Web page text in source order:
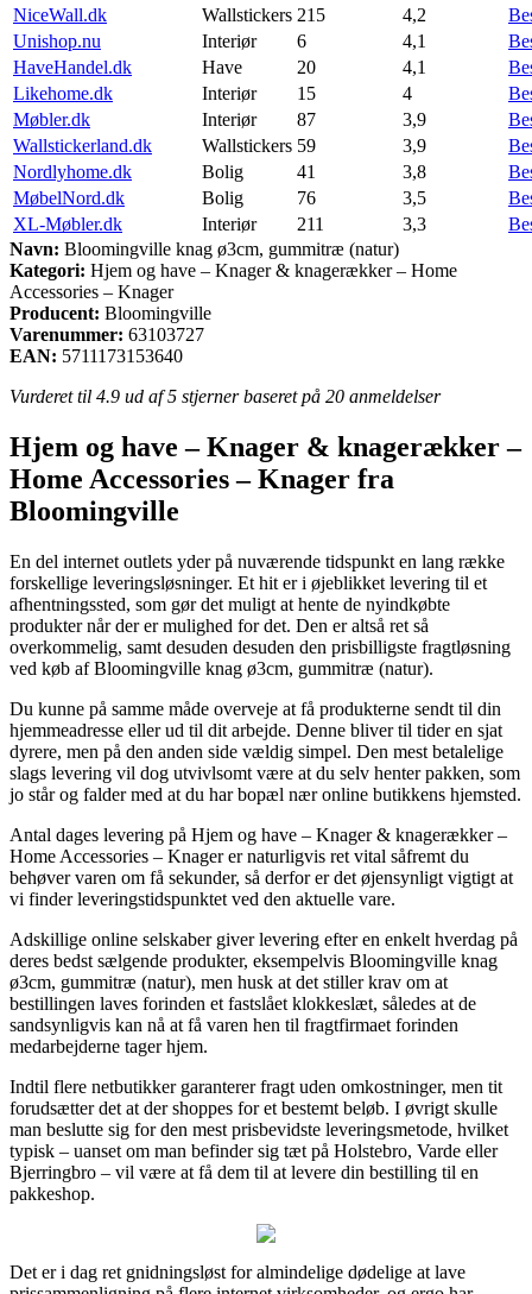
NiceWall.dk
Wallstickers 215 4,2
Unishop.nu
Interiør 6 4,1
HaveHandel.dk
Have 20 4,1
Likehome.dk
Interiør 15 4
Møbler.dk
Interiør 87 3,9
Wallstickerland.dk
Wallstickers 59 3,9
Nordlyhome.dk
Bolig 41 3,8
MøbelNord.dk
Bolig 76 3,5
XL-Møbler.dk
Interiør 211 3,3
Navn: Bloomingville knag ø3cm, gummitræ (natur)
Kategori: Hjem og have – Knager & knagerækker – Home
Accessories – Knager
Producent: Bloomingville
Varenummer: 63103727
EAN: 5711173153640
Vurderet til 4.9 ud af 5 stjerner baseret på 20 anmeldelser
Hjem og have – Knager & knagerækker –
Home Accessories – Knager fra
Bloomingville
En del internet outlets yder på nuværende tidspunkt en lang række
forskellige leveringsløsninger. Et hit er i øjeblikket levering til et
afhentningssted, som gør det muligt at hente de nyindkøbte
produkter når der er mulighed for det. Den er altså ret så
overkommelig, samt desuden desuden den prisbilligste fragtløsning
ved køb af Bloomingville knag ø3cm, gummitræ (natur).
Du kunne på samme måde overveje at få produkterne sendt til din
hjemmeadresse eller ud til dit arbejde. Denne bliver til tider en sjat
dyrere, men på den anden side vældig simpel. Den mest betalelige
slags levering vil dog utvivlsomt være at du selv henter pakken, som
jo står og falder med at du har bopæl nær online butikkens hjemsted.
Antal dages levering på Hjem og have – Knager & knagerækker –
Home Accessories – Knager er naturligvis ret vital såfremt du
behøver varen om få sekunder, så derfor er det øjensynligt vigtigt at
vi finder leveringstidspunktet ved den aktuelle vare.
Adskillige online selskaber giver levering efter en enkelt hverdag på
deres bedst sælgende produkter, eksempelvis Bloomingville knag
ø3cm, gummitræ (natur), men husk at det stiller krav om at
bestillingen laves forinden et fastslået klokkeslæt, således at de
sandsynligvis kan nå at få varen hen til fragtfirmaet forinden
medarbejderne tager hjem.
Indtil flere netbutikker garanterer fragt uden omkostninger, men tit
forudsætter det at der shoppes for et bestemt beløb. I øvrigt skulle
man beslutte sig for den mest prisbevidste leveringsmetode, hvilket
typisk – uanset om man befinder sig tæt på Holstebro, Varde eller
Bjerringbro – vil være at få dem til at levere din bestilling til en
pakkeshop.
Det er i dag ret gnidningsløst for almindelige dødelige at lave